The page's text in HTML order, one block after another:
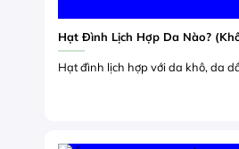
Hạt Đình Lịch Hợp Da Nào?
Hạt đình lịch hợp với da khô, da